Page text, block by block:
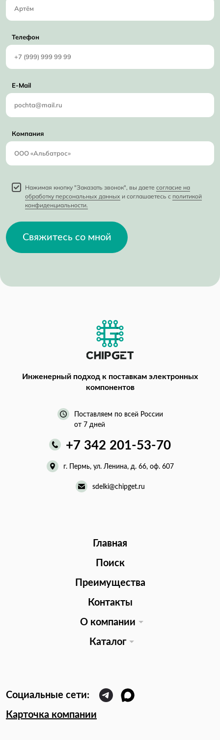
Телефон
E-Mail
Компания
Нажимая кнопку "Заказать звонок", вы даете согласие на
обработку персональных данных и соглашаетесь с политикой
конфиденциальности.
Свяжитесь со мной
Инженерный подход к поставкам электронных
компонентов
Поставляем по всей России
от 7 дней
+7 342 201-53-70
г. Пермь, ул. Ленина, д. 66, оф. 607
sdelki@chipget.ru
Главная
Поиск
Преимущества
Контакты
О компании
Каталог
Карточка компании